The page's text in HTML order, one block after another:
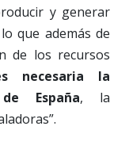
y generar
que además de
de los recursos
necesaria la
España, la